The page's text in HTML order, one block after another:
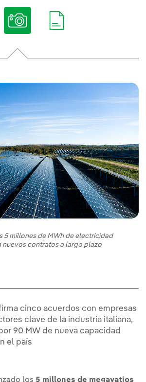
5 millones de MWh de electricidad
nuevos contratos a largo plazo
cinco acuerdos con empresas
clave de la industria italiana,
90 MW de nueva capacidad
el país
los 5 millones de megavatios